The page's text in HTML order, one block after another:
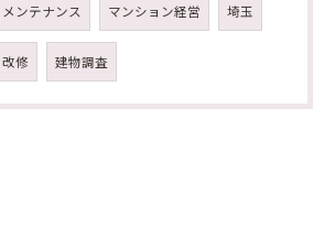
メンテナンス マンション経営 埼玉
改修 建物調査